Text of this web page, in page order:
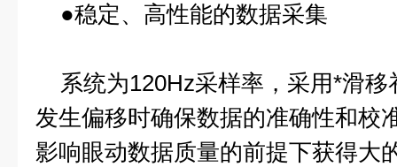
●稳定、高性能的数据采集
系统为120Hz采样率，采用*滑移
发生偏移时确保数据的准确性和校
影响眼动数据质量的前提下获得大